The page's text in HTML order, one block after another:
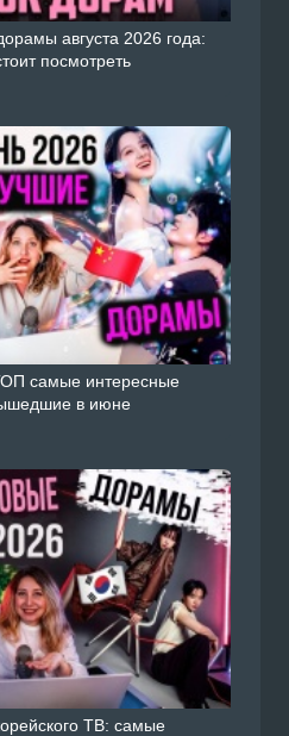
августа 2026 года:
посмотреть
самые интересные
в июне
ТВ: самые